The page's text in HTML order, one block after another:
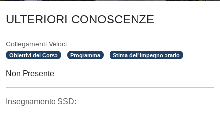
ULTERIORI CONOSCENZE
Collegamenti Veloci:
Obiettivi del Corso Programma Stima dell'impegno orario
Non Presente
Insegnamento SSD: